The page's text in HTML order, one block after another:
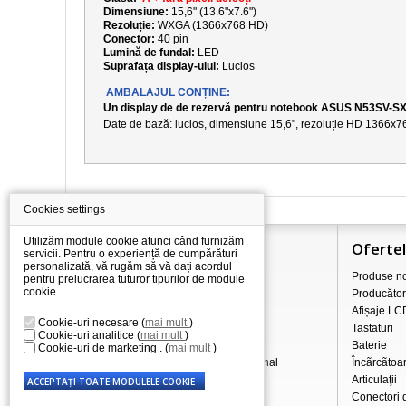
Dimensiune: 15,6" (13.6"x7.6")
Rezoluție: WXGA (1366x768 HD)
Conector: 40 pin
Lumină de fundal: LED
Suprafața display-ului: Lucios
AMBALAJUL CONȚINE:
Un display de de rezervă pentru notebook ASUS N53SV-
Date de bază: lucios, dimensiune 15,6", rezoluție HD
Informaţii
Totul despre cumpărături
Procedura de reclamație
Condiții de afaceri
Prelucrarea datelor cu caracter personal
Despre noi
Produse
Afișaje
Tastaturi
Baterie
Articulaţii
Conectori
Cookies settings
Utilizăm module cookie atunci când furnizăm
servicii. Pentru o experiență de cumpărături
personalizată, vă rugăm să vă dați acordul
pentru prelucrarea tuturor tipurilor de module
cookie.
Cookie-uri necesare (mai mult)
Cookie-uri analitice (mai mult)
Cookie-uri de marketing . (mai mult)